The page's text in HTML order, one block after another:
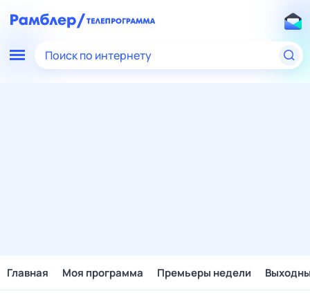
Поиск по интернету
Главная Моя программа Премьеры недели